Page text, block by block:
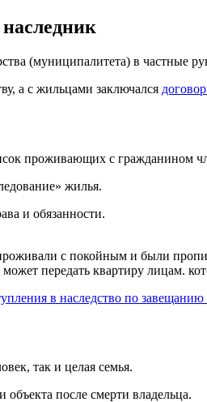
(муниципалитета) в частные
а с жильцами заключался
проживающих с гражданином
жилья.
и обязанности.
с покойным и были
передать квартиру лицам.
в наследство по завещанию
так и целая семья.
после смерти владельца.